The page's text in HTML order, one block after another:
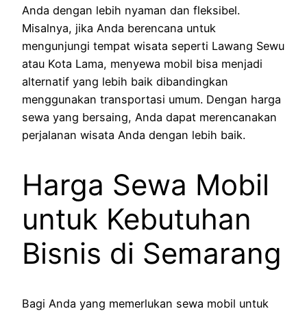
Anda dengan lebih nyaman dan fleksibel.
Misalnya, jika Anda berencana untuk
mengunjungi tempat wisata seperti Lawang Sewu
atau Kota Lama, menyewa mobil bisa menjadi
alternatif yang lebih baik dibandingkan
menggunakan transportasi umum. Dengan harga
sewa yang bersaing, Anda dapat merencanakan
perjalanan wisata Anda dengan lebih baik.
Harga Sewa Mobil
untuk Kebutuhan
Bisnis di Semarang
Bagi Anda yang memerlukan sewa mobil untuk